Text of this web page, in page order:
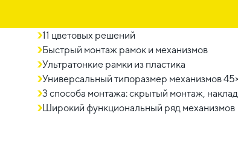
11 цветовых решений
Быстрый монтаж рамок и механизмов
Ультратонкие рамки из пластика
Универсальный типоразмер механизмов
3 способа монтажа: скрытый монтаж,
Широкий функциональный ряд механизмов